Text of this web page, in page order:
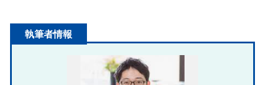
執筆者情報